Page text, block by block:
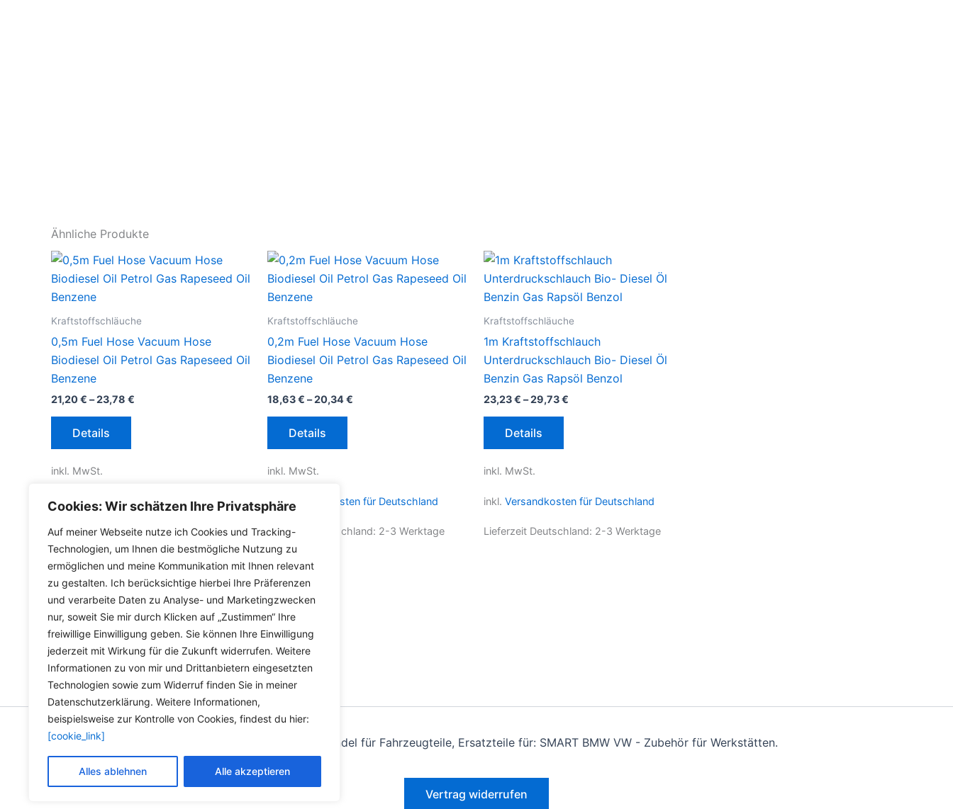
Cookies: Wir schätzen Ihre Privatsphäre
Auf meiner Webseite nutze ich Cookies und Tracking-
Technologien, um Ihnen die bestmögliche Nutzung zu
ermöglichen und meine Kommunikation mit Ihnen relevant
zu gestalten. Ich berücksichtige hierbei Ihre Präferenzen
und verarbeite Daten zu Analyse- und Marketingzwecken
nur, soweit Sie mir durch Klicken auf „Zustimmen“ Ihre
freiwillige Einwilligung geben. Sie können Ihre Einwilligung
jederzeit mit Wirkung für die Zukunft widerrufen. Weitere
Informationen zu von mir und Drittanbietern eingesetzten
Technologien sowie zum Widerruf finden Sie in meiner
Datenschutzerklärung. Weitere Informationen,
beispielsweise zur Kontrolle von Cookies, findest du hier:
[cookie_link]
Alles ablehnen Alle akzeptieren
Ähnliche Produkte
Kraftstoffschläuche
0,5m Fuel Hose Vacuum Hose
Biodiesel Oil Petrol Gas Rapeseed Oil
Benzene
21,20€ –23,78 €
Details
Dieses
auf.
Die
Optionen
können
auf
der
Produktseite
gewählt
werden
inkl. MwSt.
inkl. Versandkosten für Deutschland
Lieferzeit Deutschland:2-3 Werktage
Kraftstoffschläuche
0,2m Fuel Hose Vacuum Hose
Biodiesel Oil Petrol Gas Rapeseed Oil
Benzene
18,63€ –20,34€
Details
Dieses
Die
inkl. MwSt.
inkl.Versandkosten für Deutschland
Lieferzeit Deutschland: 2-3 Werktage
Kraftstoffschläuche
1m Kraftstoffschlauch
Unterdruckschlauch Bio- Diesel Öl
Benzin Gas Rapsöl Benzol
23,23€ –29,73€
Details
Dieses
Die
inkl. MwSt.
inkl. Versandkosten für Deutschland
Lieferzeit Deutschland: 2-3 Werktage
Copyright © 2026 Versandhandel für Fahrzeugteile, Ersatzteile für: SMART BMW VW - Zubehör für Werkstätten.
Vertrag widerrufen